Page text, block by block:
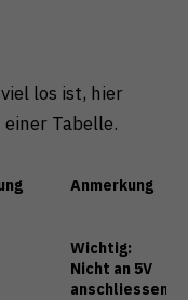
los ist, hier
Tabelle.
Anmerkung
Wichtig:
Nicht an 5V
anschliessen!